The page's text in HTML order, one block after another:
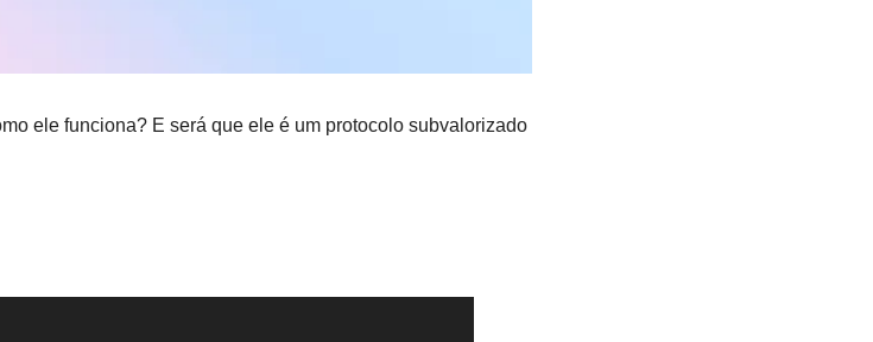
ele funciona? E será que ele é um protocolo subvalorizado